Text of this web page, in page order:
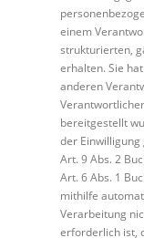
einem
strukturierten,
erhalten. Sie
anderen
bereitgestellt
der Einwilligung
Art. 9 Abs. 2
Art. 6 Abs. 1
mithilfe
Verarbeitung
erforderlich ist,